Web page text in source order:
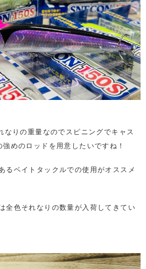
なりの重量なのでスピニングでキャス
強めのロッドを用意したいですね！
るベイトタックルでの使用がオススメ
全色それなりの数量が入荷してきてい